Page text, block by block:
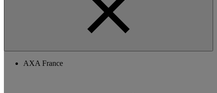
AXA France